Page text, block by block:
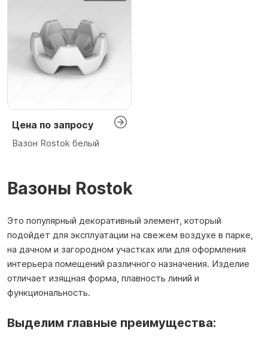
Цена по запросу
Вазон Rostok белый
Вазоны Rostok
Это популярный декоративный элемент, который
подойдет для эксплуатации на свежем воздухе в парке,
на дачном и загородном участках или для оформления
интерьера помещений различного назначения. Изделие
отличает изящная форма, плавность линий и
функциональность.
Выделим главные преимущества: